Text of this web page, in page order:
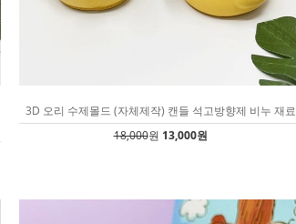
3D 오리 수제몰드 (자체제작) 캔들 석고방향제 비누 재료
18,000원 13,000원